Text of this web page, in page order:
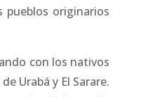
pueblos originarios
con los nativos
Urabá y El Sarare.